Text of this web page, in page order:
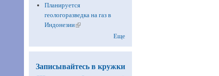
Планируется
геологоразведка на газ в
Индонезии(link is external)
Еще
Записывайтесь в кружки